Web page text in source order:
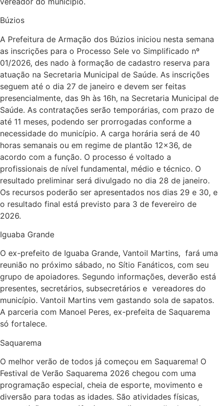
Búzios
A Prefeitura de Armação dos Búzios iniciou nesta semana
as inscrições para o Processo Sele vo Simplificado nº
01/2026, des nado à formação de cadastro reserva para
atuação na Secretaria Municipal de Saúde. As inscrições
seguem até o dia 27 de janeiro e devem ser feitas
presencialmente, das 9h às 16h, na Secretaria Municipal de
Saúde. As contratações serão temporárias, com prazo de
até 11 meses, podendo ser prorrogadas conforme a
necessidade do município. A carga horária será de 40
horas semanais ou em regime de plantão 12×36, de
acordo com a função. O processo é voltado a
profissionais de nível fundamental, médio e técnico. O
resultado preliminar será divulgado no dia 28 de janeiro.
Os recursos poderão ser apresentados nos dias 29 e 30, e
o resultado final está previsto para 3 de fevereiro de
2026.
Iguaba Grande
O ex-prefeito de Iguaba Grande, Vantoil Martins, fará uma
reunião no próximo sábado, no Sítio Fanáticos, com seu
grupo de apoiadores. Segundo informações, deverão está
presentes, secretários, subsecretários e vereadores do
município. Vantoil Martins vem gastando sola de sapatos.
A parceria com Manoel Peres, ex-prefeita de Saquarema
só fortalece.
Saquarema
O melhor verão de todos já começou em Saquarema! O
Festival de Verão Saquarema 2026 chegou com uma
programação especial, cheia de esporte, movimento e
diversão para todas as idades. São atividades físicas,